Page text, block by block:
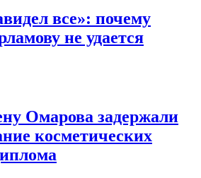
все»: почему
не удается
Омарова задержали
косметических